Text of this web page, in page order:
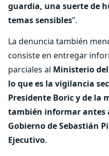
guardia, una suerte de
temas sensibles”.
La denuncia también
consiste en entregar
parciales al Ministerio
lo que es la vigilancia
Presidente Boric y de la
también informar antes
Gobierno de Sebastián
Ejecutivo.